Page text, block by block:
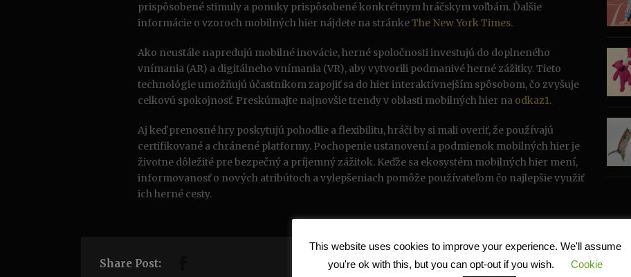
prispôsobené stimuly a ponuky prispôsobené konkrétnym hráčskym voľbám. Ďalšie
informácie o vzoroch mobilných hier nájdete na stránkeThe New York Times.
Ako neustále napredujú mobilné inovácie, herné spoločnosti investujú do doplneného
vnímania (AR) a digitálneho vnímania (VR), aby vytvorili podmanivé herné zážitky. Tieto
technológie umožňujú účastníkom zapojiť sa do hier interaktívnejším spôsobom, čo zvyšuje
celkovú spokojnosť. Preskúmajte najnovšie trendy v oblasti mobilných hier na odkaz1.
Aj keď prenosné hry poskytujú pohodlie a flexibilitu, hráči by si mali overiť, že používajú
certifikované a chránené platformy. Pochopenie ustanovení a podmienok mobilných hier je
životne dôležité pre bezpečný a príjemný zážitok. Keďže sa ekosystém mobilných hier mení,
informovanosť o nových atribútoch a vylepšeniach pomôže používateľom čo najlepšie využiť
ich herné cesty.
Share Post:
This website uses cookies to improve your experience. We'll assume
you're ok with this, but you can opt-out if you wish.
Cookie